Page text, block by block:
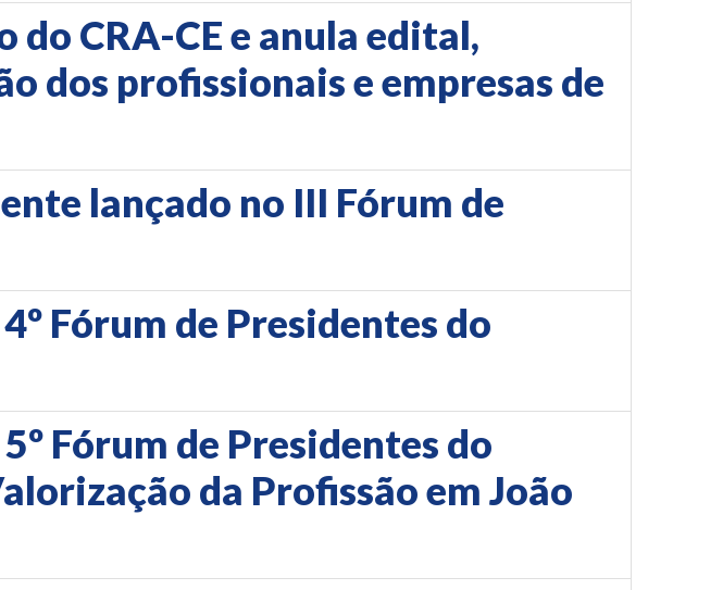
CRA-CE e anula edital,
dos profissionais e empresas de
lançado no III Fórum de
Fórum de Presidentes do
Fórum de Presidentes do
da Profissão em João